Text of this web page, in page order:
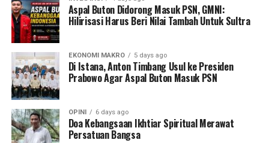
Kondisi ini memicu kritik keras, terutama terkait dengan
asas keadilan hukum bagi warga setempat. Kamarudin,
warga Desa Tatangga, mengungkapkan kekecewaannya,
warga lokal justru diancam pidana saat mengajukan izin
pinjam pakai lahan untuk kebutuhan ketahanan pangan.
“Yang kami minta hanya lahan untuk sawah, itu pun
sifatnya pinjam pakai. Tapi justru kami diancam akan
dipidana,” ujarnya, Jumat, 24 April 2026.
Aspal Buton Didorong Masuk PSN, GMNI:
Hilirisasi Harus Beri Nilai Tambah Untuk Sultra
EKONOMI MAKRO 5 days ago
Di Istana, Anton Timbang Usul ke Presiden
Prabowo Agar Aspal Buton Masuk PSN
OPINI 6 days ago
Doa Kebangsaan Ikhtiar Spiritual Merawat
Persatuan Bangsa